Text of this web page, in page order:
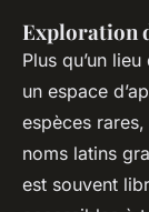
Exploration
Plus qu’un
un espace
espèces
noms latins
est souvent